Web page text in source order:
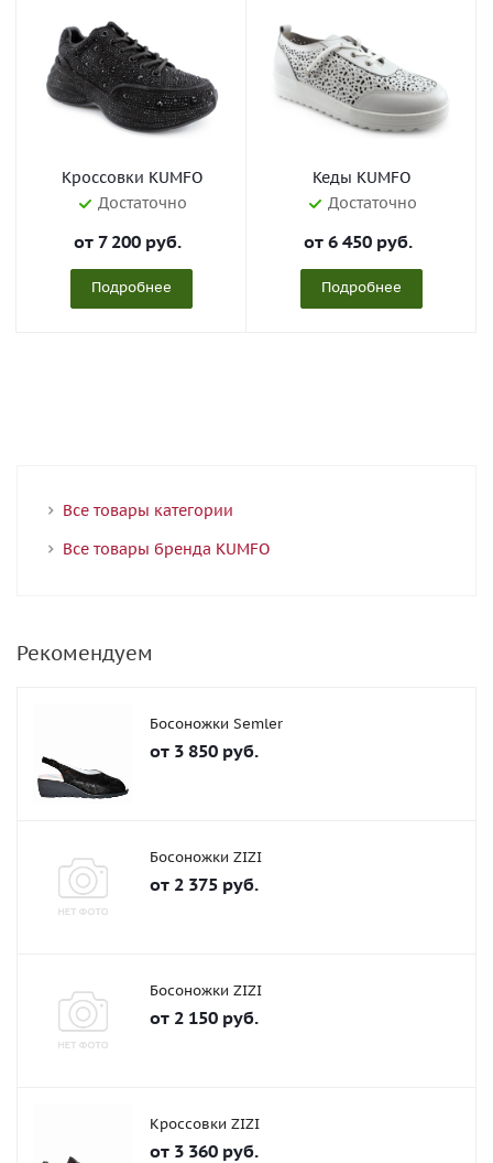
Кроссовки KUMFO
Достаточно
от 7 200 руб.
Подробнее
Кеды KUMFO
Достаточно
от 6 450 руб.
Подробнее
Все товары категории
Все товары бренда KUMFO
Рекомендуем
Босоножки Semler
от 3 850 руб.
Босоножки ZIZI
от 2 375 руб.
Босоножки ZIZI
от 2 150 руб.
Кроссовки ZIZI
от 3 360 руб.